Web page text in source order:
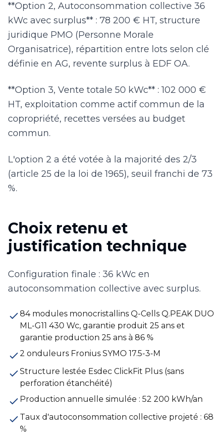
**Option 2, Autoconsommation collective 36
kWc avec surplus** : 78 200 € HT, structure
juridique PMO (Personne Morale
Organisatrice), répartition entre lots selon clé
définie en AG, revente surplus à EDF OA.
**Option 3, Vente totale 50 kWc** : 102 000 €
HT, exploitation comme actif commun de la
copropriété, recettes versées au budget
commun.
L'option 2 a été votée à la majorité des 2/3
(article 25 de la loi de 1965), seuil franchi de 73
%.
Choix retenu et
justification technique
Configuration finale : 36 kWc en
autoconsommation collective avec surplus.
84 modules monocristallins Q-Cells Q.PEAK DUO
ML-G11 430 Wc, garantie produit 25 ans et
garantie production 25 ans à 86 %
2 onduleurs Fronius SYMO 17.5-3-M
Structure lestée Esdec ClickFit Plus (sans
perforation étanchéité)
Production annuelle simulée : 52 200 kWh/an
Taux d'autoconsommation collective projeté : 68
%